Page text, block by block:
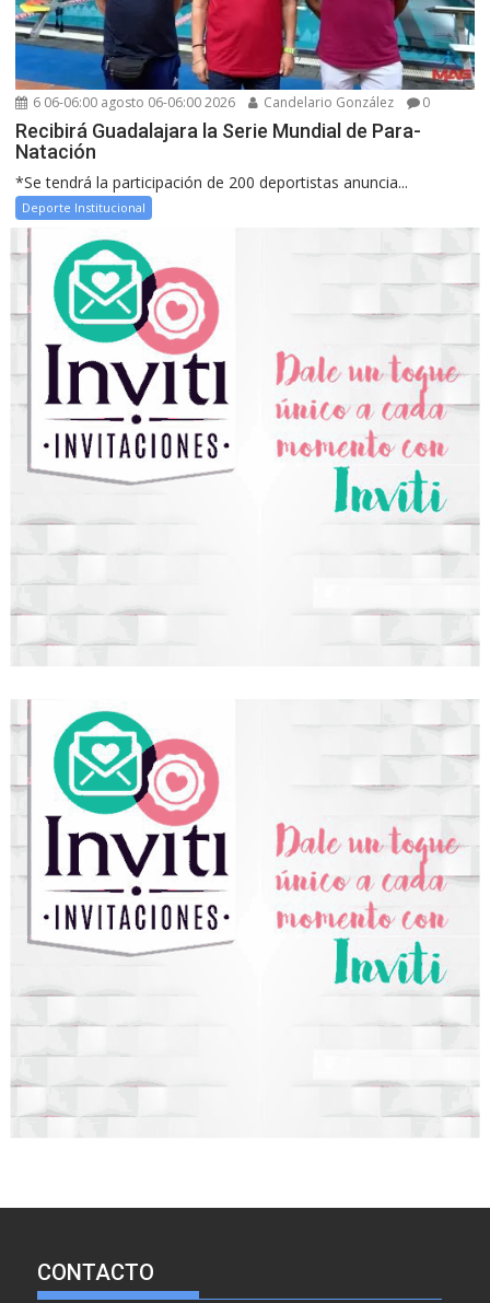
6 06-06:00 agosto 06-06:00 2026 Candelario González 0
Recibirá Guadalajara la Serie Mundial de Para-
Natación
*Se tendrá la participación de 200 deportistas anuncia...
Deporte Institucional
CONTACTO